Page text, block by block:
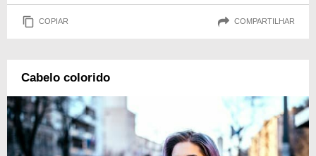
COPIAR COMPARTILHAR
Cabelo colorido